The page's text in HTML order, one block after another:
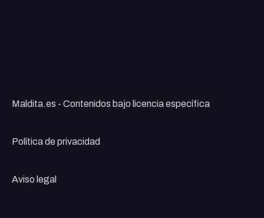
Maldita.es - Contenidos bajo licencia específica
Política de privacidad
Aviso legal